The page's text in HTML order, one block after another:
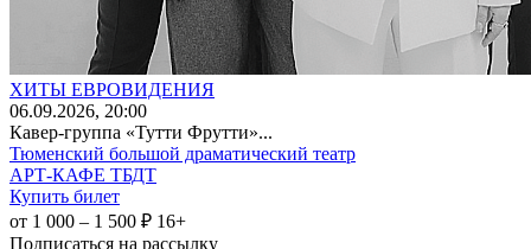
ХИТЫ ЕВРОВИДЕНИЯ
06.09.2026, 20:00
Кавер-группа «Тутти Фрутти»...
Тюменский большой драматический театр
АРТ-КАФЕ ТБДТ
Купить билет
от 1 000 – 1 500 ₽ 16+
Подписаться на рассылку